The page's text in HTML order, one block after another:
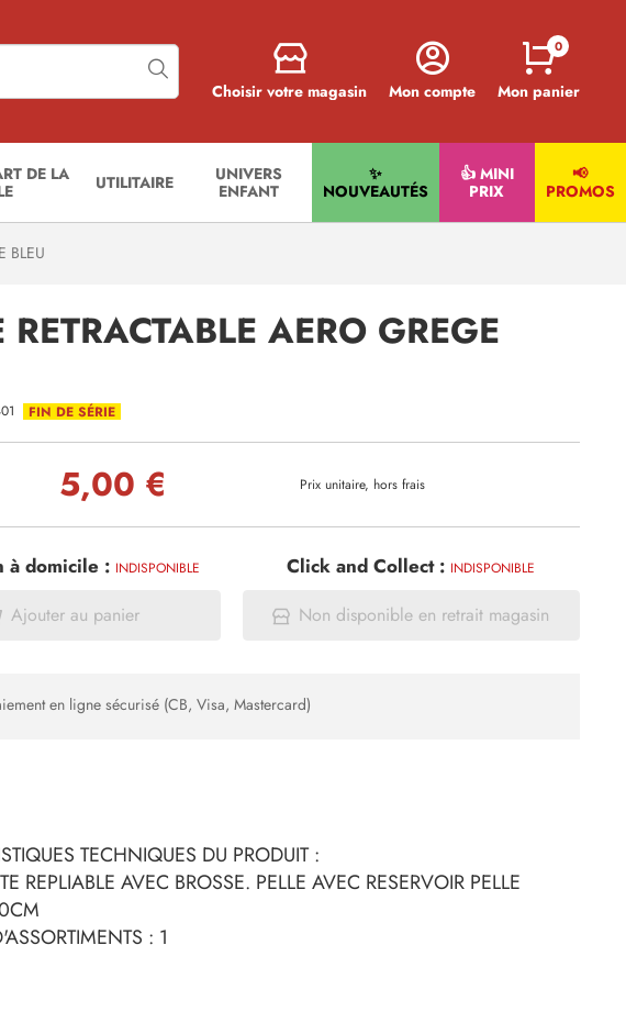
Choisir votre magasin Mon compte Mon panier
0
DE LA
UTILITAIRE
UNIVERS
ENFANT
✨
NOUVEAUTÉS
👍 MINI
PRIX
📢
PROMOS
BLEU
RETRACTABLE AERO GREGE
FIN DE SÉRIE
5,00 € Prix unitaire, hors frais
à domicile : INDISPONIBLE
Ajouter au panier
Click and Collect : INDISPONIBLE
Non disponible en retrait magasin
en ligne sécurisé (CB, Visa, Mastercard)
TECHNIQUES DU PRODUIT :
REPLIABLE AVEC BROSSE. PELLE AVEC RESERVOIR PELLE
: 1